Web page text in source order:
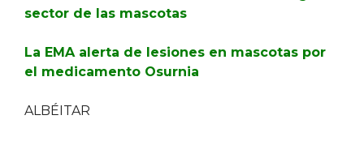
sector de las mascotas
La EMA alerta de lesiones en mascotas por
el medicamento Osurnia
ALBÉITAR